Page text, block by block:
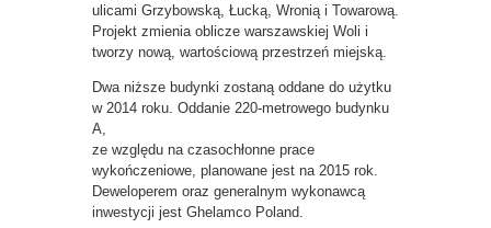
ulicami Grzybowską, Łucką, Wronią i Towarową.
Projekt zmienia oblicze warszawskiej Woli i
tworzy nową, wartościową przestrzeń miejską.
Dwa niższe budynki zostaną oddane do użytku
w 2014 roku. Oddanie 220-metrowego budynku
A,
ze względu na czasochłonne prace
wykończeniowe, planowane jest na 2015 rok.
Deweloperem oraz generalnym wykonawcą
inwestycji jest Ghelamco Poland.